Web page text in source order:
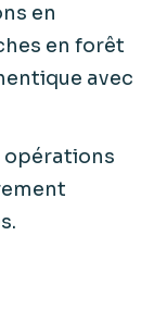
en
en forêt
avec
opérations